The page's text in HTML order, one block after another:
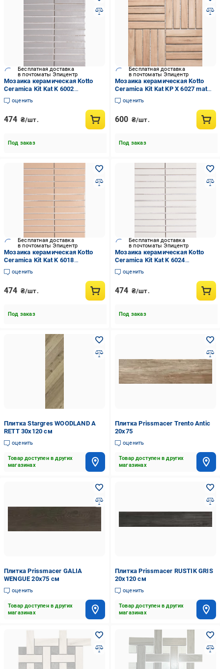
Бесплатная доставка
в почтоматы Эпицентр
Мозаика керамическая Kotto
Ceramica Kit Kat K 6002
252x300x9 мм Grey Silver
(003831)
оценить
474 ₴/шт.
Под заказ
Бесплатная доставка
в почтоматы Эпицентр
Мозаика керамическая Kotto
Ceramica Kit Kat KP Х 6027 mat
252x252x9 мм (003842)
оценить
600 ₴/шт.
Под заказ
Бесплатная доставка
в почтоматы Эпицентр
Мозаика керамическая Kotto
Ceramica Kit Kat K 6018
252x300x9 мм Beige Smoke
(003833)
оценить
474 ₴/шт.
Под заказ
Бесплатная доставка
в почтоматы Эпицентр
Мозаика керамическая Kotto
Ceramica Kit Kat K 6024
252x300x9 мм White (003835)
оценить
474 ₴/шт.
Под заказ
Плитка Stargres WOODLAND A
RETT 30x120 см
оценить
Товар доступен в других
магазинах
Плитка Prissmacer Trento Antic
20x75
оценить
Товар доступен в других
магазинах
Плитка Prissmacer GALIA
WENGUE 20x75 см
оценить
Товар доступен в других
магазинах
Плитка Prissmacer RUSTIK GRIS
20x120 см
оценить
Товар доступен в других
магазинах